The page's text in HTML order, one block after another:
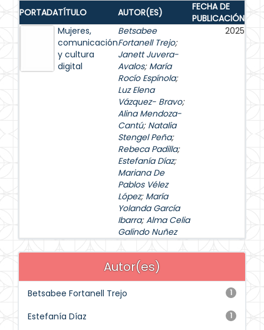
PORTADATÍTULO AUTOR(ES)
FECHA DE
PUBLICACIÓN
Mujeres,
comunicación
y cultura
digital
Betsabee
Fortanell Trejo;
Janett Juvera-
Avalos; María
Rocío Espínola;
Luz Elena
Vázquez- Bravo;
Alina Mendoza-
Cantú; Natalia
Stengel Peña;
Rebeca Padilla;
Estefanía Díaz;
Mariana De
Pablos Vélez
López; María
Yolanda García
Ibarra;Alma Celia
Galindo Nuñez
2025
Autor(es)
1
Betsabee Fortanell Trejo
1
Estefanía Díaz